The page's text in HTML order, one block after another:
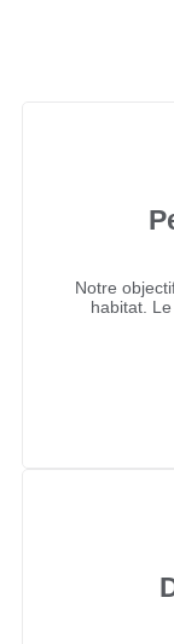
Notre
habitat.